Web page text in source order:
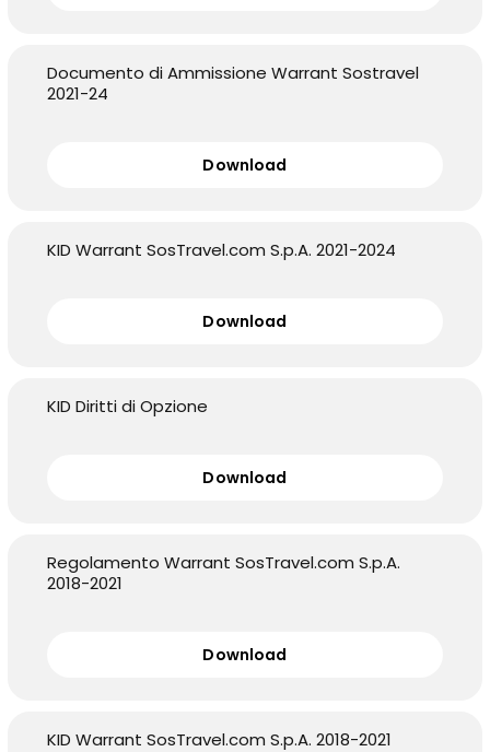
Documento di Ammissione Warrant Sostravel
2021-24
Download
KID Warrant SosTravel.com S.p.A. 2021-2024
Download
KID Diritti di Opzione
Download
Regolamento Warrant SosTravel.com S.p.A.
2018-2021
Download
KID Warrant SosTravel.com S.p.A. 2018-2021